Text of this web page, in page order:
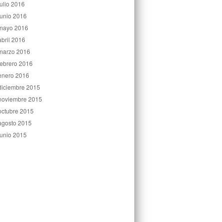
2016
2016
2016
2016
2016
2016
2016
2015
2015
2015
2015
2015